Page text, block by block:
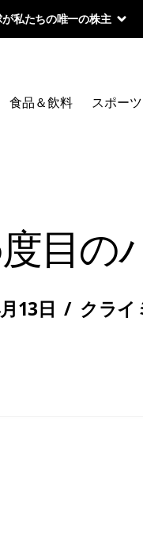
私たちの唯一の株主
食品＆飲料 スポーツ
目の
13日 / クライ